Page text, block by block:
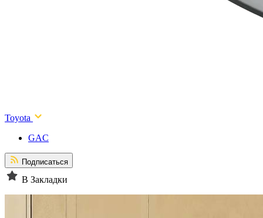
Toyota
GAC
Подписаться
В Закладки